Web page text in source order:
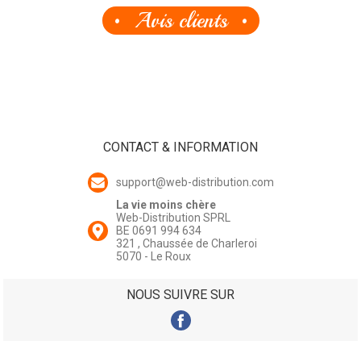
Avis clients
CONTACT & INFORMATION
support@web-distribution.com
La vie moins chère
Web-Distribution SPRL
BE 0691 994 634
321 , Chaussée de Charleroi
5070 - Le Roux
NOUS SUIVRE SUR